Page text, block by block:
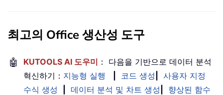
최고의 Office 생산성 도구
🤖 KUTOOLS AI 도우미 ： 다음을 기반으로 데이터 분석
혁신하기： 지능형 실행 코드 생성
사용자 지정
수식 생성
데이터 분석 및 차트 생성
향상된 함수